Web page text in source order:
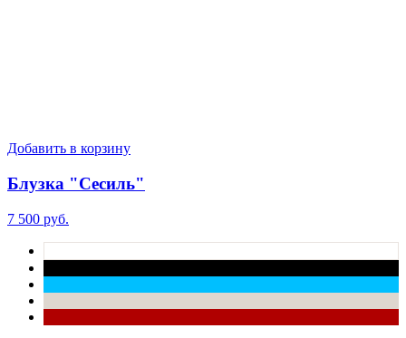
Добавить в корзину
Блузка "Сесиль"
7 500 руб.